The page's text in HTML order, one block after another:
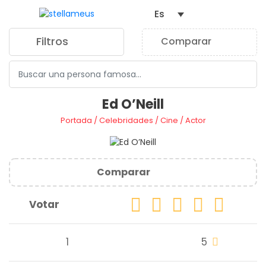
Filtros Comparar
Es
Ed O’Neill
Portada /Celebridades /Cine /Actor
Comparar
Votar
1 5